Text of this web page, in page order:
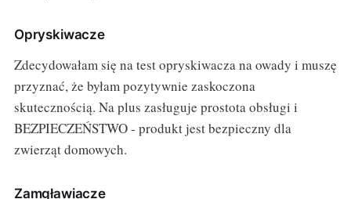
Opryskiwacze
Zdecydowałam się na test opryskiwacza na owady i muszę
przyznać, że byłam pozytywnie zaskoczona
skutecznością. Na plus zasługuje prostota obsługi i
BEZPIECZEŃSTWO - produkt jest bezpieczny dla
zwierząt domowych.
Zamgławiacze